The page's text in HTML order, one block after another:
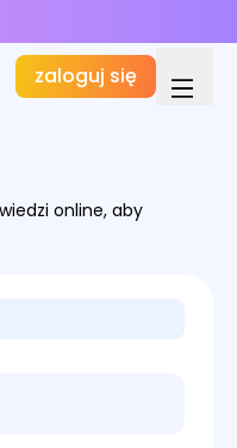
zaloguj się
online, aby